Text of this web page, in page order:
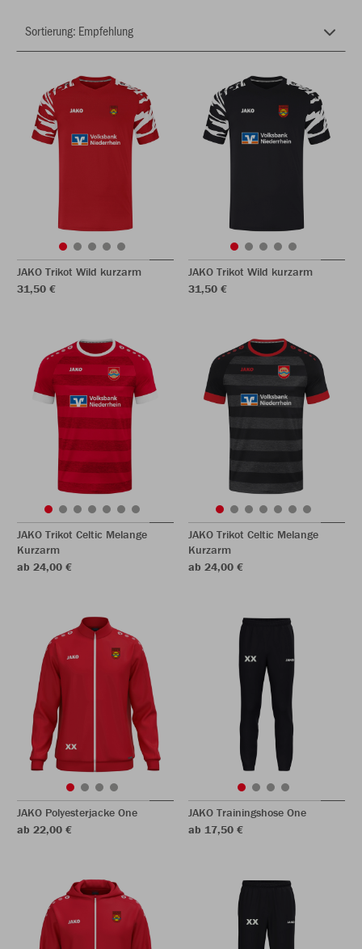
JAKO Trikot Wild kurzarm
31,50 €
JAKO Trikot Wild kurzarm
31,50 €
JAKO Trikot Celtic Melange
Kurzarm
ab 24,00 €
JAKO Trikot Celtic Melange
Kurzarm
ab 24,00 €
JAKO Polyesterjacke One
ab 22,00 €
JAKO Trainingshose One
ab 17,50 €